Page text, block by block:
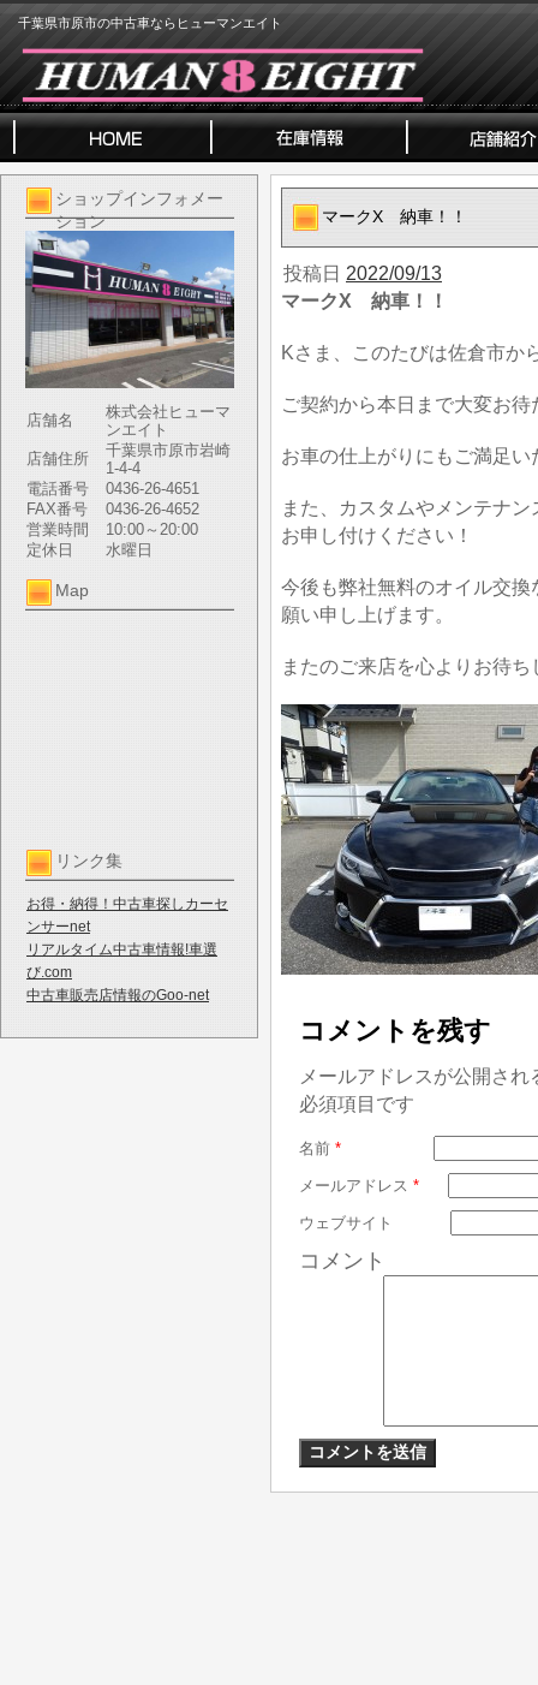
千葉県市原市の中古車ならヒューマンエイト
ショップインフォメー
ション
店舗名
株式会社ヒューマ
ンエイト
店舗住所
千葉県市原市岩崎
1-4-4
電話番号
0436-26-4651
FAX番号
0436-26-4652
営業時間
10:00～20:00
定休日
水曜日
Map
リンク集
お得・納得！中古車探しカーセ
ンサーnet
リアルタイム中古車情報!車選
び.com
中古車販売店情報のGoo-net
マークX 納車！！
投稿日 2022/09/13
マークX 納車！！
Kさま、このたびは佐倉市か
ご契約から本日まで大変お
お車の仕上がりにもご満足
また、カスタムやメンテナ
お申し付けください！
今後も弊社無料のオイル交
願い申し上げます。
またのご来店を心よりお待
コメントを残す
メールアドレスが公開さ
必須項目です
名前 *
メールアドレス *
ウェブサイト
コメント